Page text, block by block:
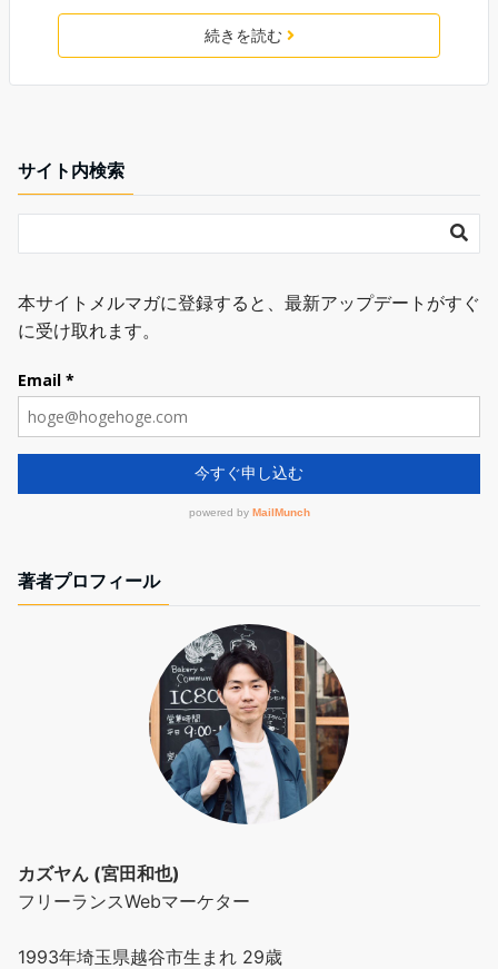
続きを読む
サイト内検索
著者プロフィール
カズヤん (宮田和也)
フリーランスWebマーケター
1993年埼玉県越谷市生まれ 29歳